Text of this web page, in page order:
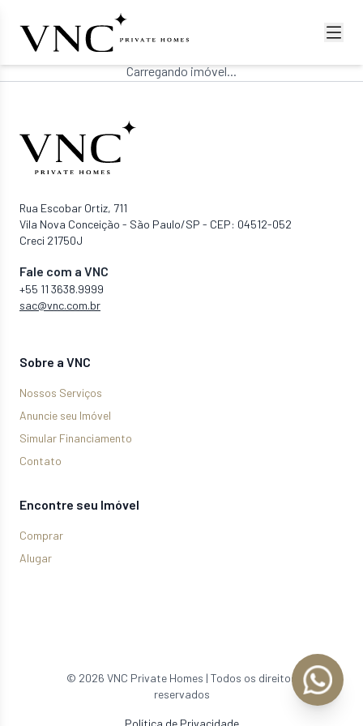
Carregando imóvel...
Rua Escobar Ortiz, 711
Vila Nova Conceição - São Paulo/SP - CEP: 04512-052
Creci 21750J
Fale com a VNC
+55 11 3638.9999
sac@vnc.com.br
Sobre a VNC
Nossos Serviços
Anuncie seu Imóvel
Simular Financiamento
Contato
Encontre seu Imóvel
Comprar
Alugar
© 2026 VNC Private Homes | Todos os direitos
reservados
Política de Privacidade